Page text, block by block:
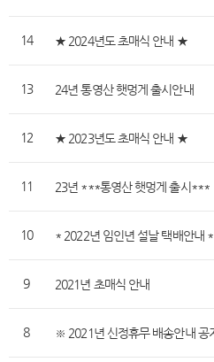
14 ★ 2024년도 초매식 안내 ★
13 24년 통영산 햇멍게 출시안내
12 ★ 2023년도 초매식 안내 ★
11 23년 ***통영산 햇멍게 출시***
10 * 2022년 임인년 설날 택배안내 *
9 2021년 초매식 안내
8